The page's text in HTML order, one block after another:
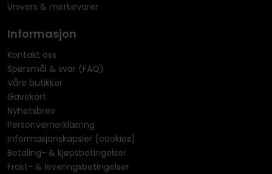
Univers & merkevarer
Informasjon
Kontakt oss
Spørsmål & svar (FAQ)
Våre butikker
Gavekort
Nyhetsbrev
Personvernerklæring
Informasjonskapsler (cookies)
Betaling- & kjøpsbetingelser
Frakt- & leveringsbetingelser